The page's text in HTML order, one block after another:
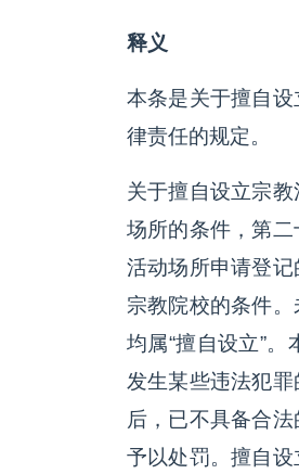
释义
本条是关于擅自
律责任的规定。
关于擅自设立宗
场所的条件，第
活动场所申请登
宗教院校的条件
均属“擅自设立”
发生某些违法犯
后，已不具备合
予以处罚。擅自